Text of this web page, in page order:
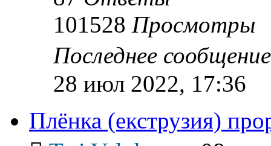
101528 Просмотры
Последнее
28 июл 2022, 17:36
Плёнка (екструзия)